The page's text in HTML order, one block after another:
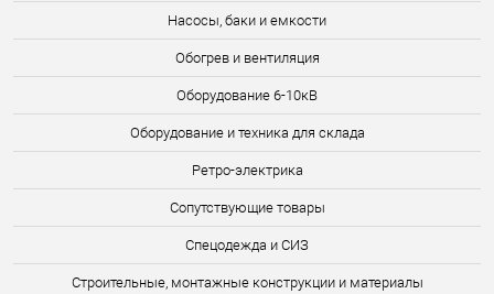
Насосы, баки и емкости
Обогрев и вентиляция
Оборудование 6-10кВ
Оборудование и техника для склада
Ретро-электрика
Сопутствующие товары
Спецодежда и СИЗ
Строительные, монтажные конструкции и материалы